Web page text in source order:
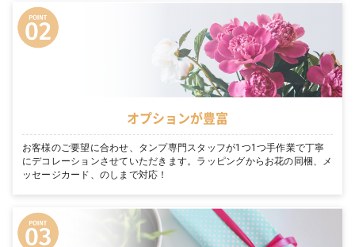
オプションが豊富
お客様のご要望に合わせ、タンプ専門スタッフが1つ1つ手作業で丁寧
にデコレーションさせていただきます。ラッピングからお花の同梱、メ
ッセージカード、のしまで対応！